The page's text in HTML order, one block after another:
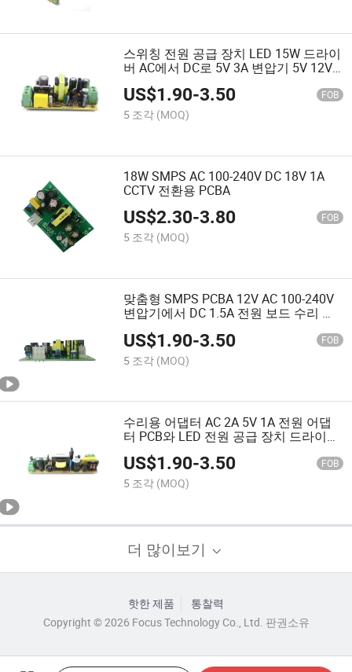
스위칭 전원 공급 장치 LED 15W 드라이
버 AC에서 DC로 5V 3A 변압기 5V 12V
24V 오픈 프레임 전원 공급 장치 15W
US$1.90-3.50 FOB
5 조각 (MOQ)
18W SMPS AC 100-240V DC 18V 1A
CCTV 전환용 PCBA
US$2.30-3.80 FOB
5 조각 (MOQ)
맞춤형 SMPS PCBA 12V AC 100-240V
변압기에서 DC 1.5A 전원 보드 수리 어
12V
US$1.90-3.50 FOB
5 조각 (MOQ)
수리용 어댑터 AC 2A 5V 1A 전원 어댑
터 PCB와 LED 전원 공급 장치 드라이버
5V 2A 10W 스위칭 전원 공급 장치 10W
US$1.90-3.50 FOB
5 조각 (MOQ)
더 많이보기
핫한 제품
통찰력
Copyright © 2026 Focus Technology Co., Ltd. 판권소유